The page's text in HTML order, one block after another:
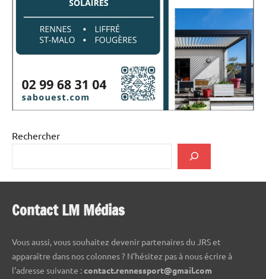
Rechercher
Contact LM Médias
Vous aussi, vous souhaitez devenir partenaires du JRS et
apparaître dans nos colonnes ? N'hésitez pas à nous écrire à
l'adresse suivante :contact.rennessport@gmail.com